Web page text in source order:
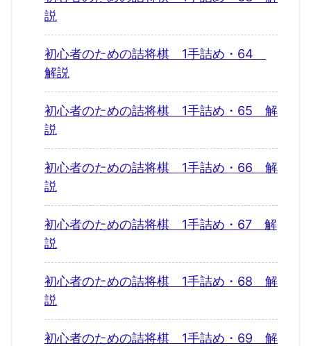
説
初心者のための詰将棋 1手詰め・64
解説
初心者のための詰将棋 1手詰め・65 解
説
初心者のための詰将棋 1手詰め・66 解
説
初心者のための詰将棋 1手詰め・67 解
説
初心者のための詰将棋 1手詰め・68 解
説
初心者のための詰将棋 1手詰め・69 解